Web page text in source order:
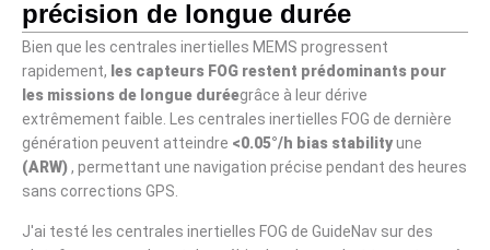
précision de longue durée
Bien que les centrales inertielles MEMS progressent
rapidement, les capteurs FOG restent prédominants pour
les missions de longue duréegrâce à leur dérive
extrêmement faible. Les centrales inertielles FOG de dernière
génération peuvent atteindre <0.05°/h bias stabilityune
(ARW), permettant une navigation précise pendant des heures
sans corrections GPS.
J'ai testé les centrales inertielles FOG de GuideNav sur des